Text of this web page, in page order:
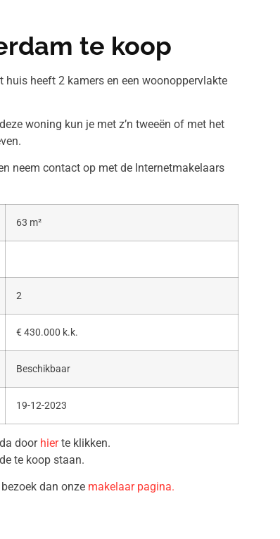
te koop
heeft 2 kamers en een woonoppervlakte
woning kun je met z’n tweeën of met het
neem contact op met de Internetmakelaars
63 m²
2
€ 430.000 k.k.
Beschikbaar
19-12-2023
door hierte klikken.
te koop staan.
dan onze makelaar pagina.